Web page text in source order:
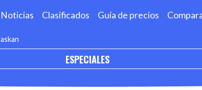
Noticias Clasificados Guía de precios
ESPECIALES